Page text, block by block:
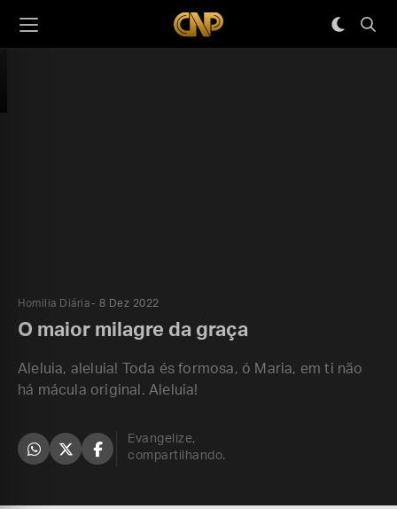
Homilia Diária 8 Dez 2022
O maior milagre da graça
Aleluia, aleluia! Toda és formosa, ó Maria, em ti não
há mácula original. Aleluia!
Evangelize,
compartilhando.